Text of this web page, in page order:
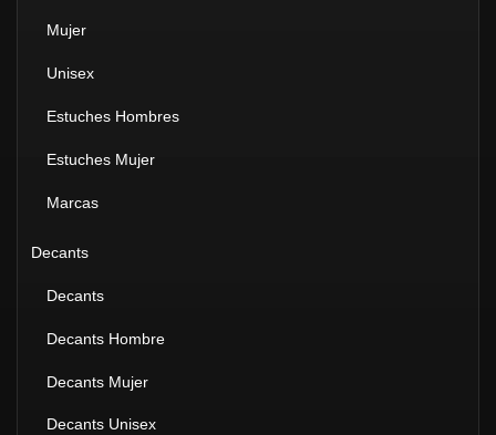
Mujer
Unisex
Estuches Hombres
Estuches Mujer
Marcas
Decants
Decants
Decants Hombre
Decants Mujer
Decants Unisex